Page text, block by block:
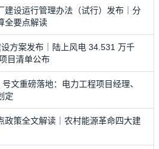
建设运行管理办法（试行）发布｜分
全要点解读
方案发布｜陆上风电 34.531 万千
目清单公布
文重磅落地：电力工程项目经理、
定
政策全文解读｜农村能源革命四大建